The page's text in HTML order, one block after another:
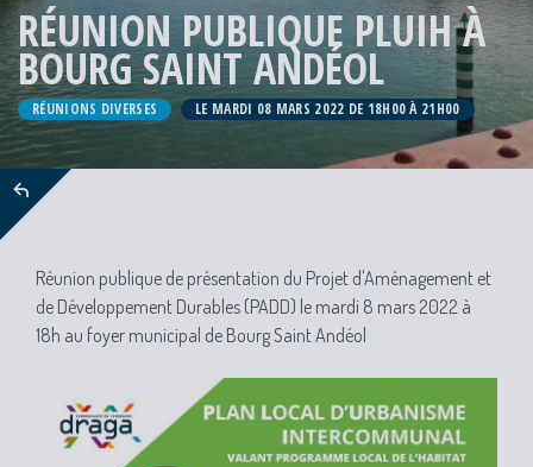
RÉUNION PUBLIQUE PLUIH À
BOURG SAINT ANDÉOL
RÉUNIONS DIVERSES LE MARDI 08 MARS 2022 DE 18H00 À 21H00
Réunion publique de présentation du Projet d'Aménagement et
de Développement Durables (PADD) le mardi 8 mars 2022 à
18h au foyer municipal de Bourg Saint Andéol